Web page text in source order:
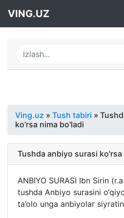
VING.UZ
Ving.uz » Tush tabiri »
ko'rsa nima bo'ladi
Tushda anbiyo surasi ko'rsa
ANBIYO SURASI Ibn Sirin
tushda Anbiyo surasini
ta’olo unga anbiyolar